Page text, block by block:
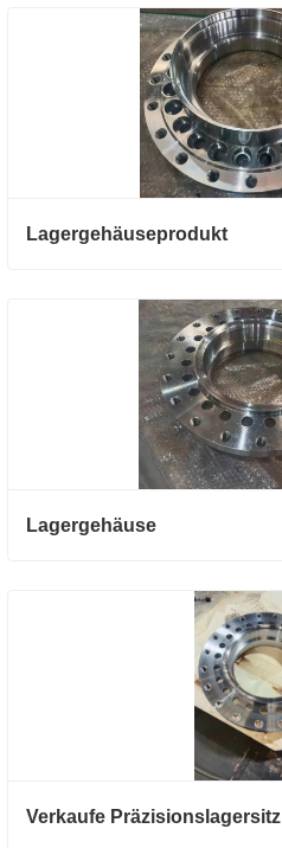
Lagergehäuseprodukt
Lagergehäuse
Verkaufe Präzisionslagersitz